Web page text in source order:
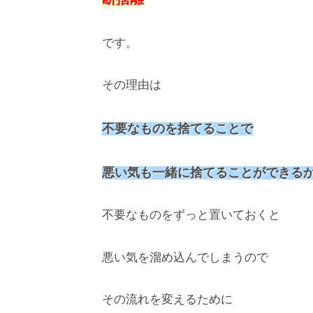
です。
その理由は
不要なものを捨てることで
悪い気も一緒に捨てることができる
不要なものをずっと置いておくと
悪い気を溜め込んでしまうので
その流れを変えるために